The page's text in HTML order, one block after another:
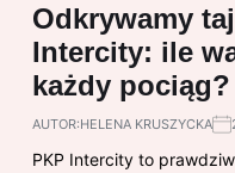
Odkrywamy
Intercity: ile
każdy pociąg?
AUTOR:HELENA KRUSZYCKA
PKP Intercity to